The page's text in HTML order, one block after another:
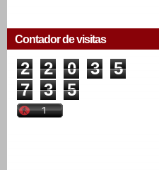
Contador de visitas
2 2 0 3
5
7
3 5